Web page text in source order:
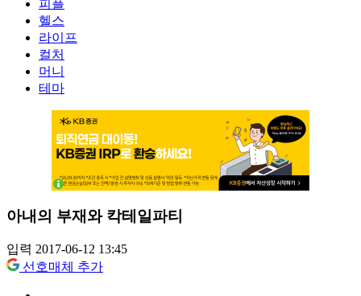
피플
헬스
라이프
컬처
머니
테마
아내의 부재와 칵테일파티
입력 2017-06-12 13:45
선호매체 추가